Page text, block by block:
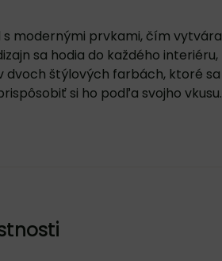
s modernými prvkami, čím vytvára
sa hodia do každého interiéru,
dvoch štýlových farbách, ktoré sa
si ho podľa svojho vkusu.